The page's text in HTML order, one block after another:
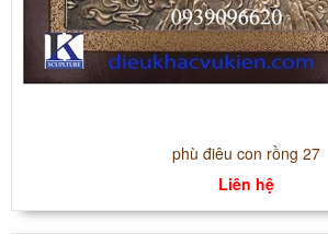
phù điêu con rồng 27
Liên hệ